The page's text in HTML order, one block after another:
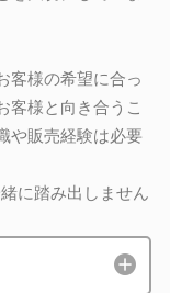
客様の希望に合っ
客様と向き合うこ
や販売経験は必要
に踏み出しません